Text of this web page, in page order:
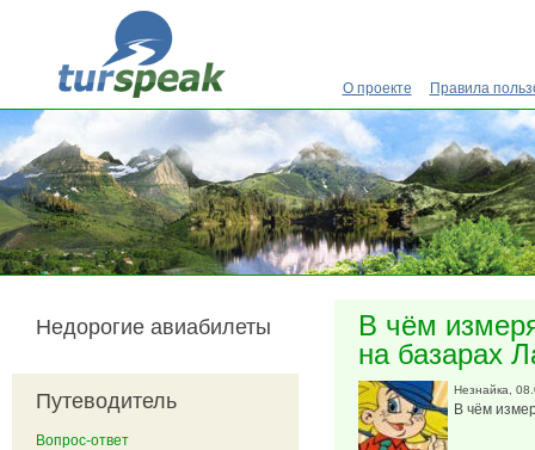
Перейти к основному содержанию
О проекте Правила
В чём
на базарах
Незнайка ,
В чём
Недорогие авиабилеты
Путеводитель
Вопрос-ответ